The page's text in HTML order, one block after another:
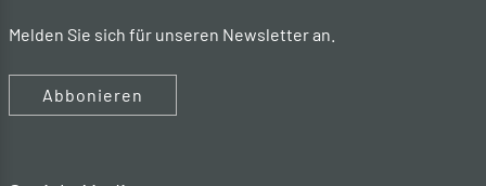
Melden Sie sich für unseren Newsletter an.
Abbonieren